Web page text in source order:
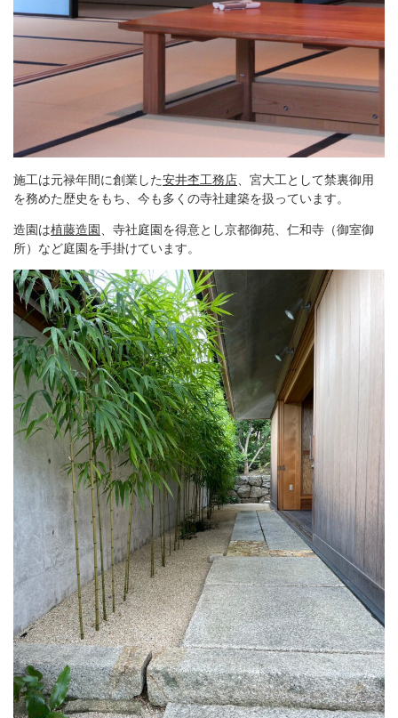
施工は元禄年間に創業した安井杢工務店 、宮大工として禁裏御用
を務めた歴史をもち、今も多くの寺社建築を扱っています。
造園は植藤造園 、寺社庭園を得意とし京都御苑、仁和寺（御室御
所）など庭園を手掛けています。